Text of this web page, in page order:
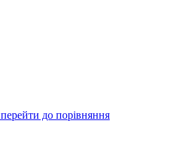
перейти до порівняння